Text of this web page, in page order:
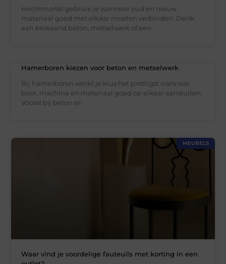
Hechtmortel gebruik je wanneer oud en nieuw
materiaal goed met elkaar moeten verbinden. Denk
aan bestaand beton, metselwerk of een
Hamerboren kiezen voor beton en metselwerk
Bij hamerboren werkt je klus het prettigst wanneer
boor, machine en materiaal goed op elkaar aansluiten.
Vooral bij beton en
MEUBELS
Waar vind je voordelige fauteuils met korting in een